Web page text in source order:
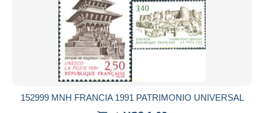
152999 MNH FRANCIA 1991 PATRIMONIO UNIVERSAL